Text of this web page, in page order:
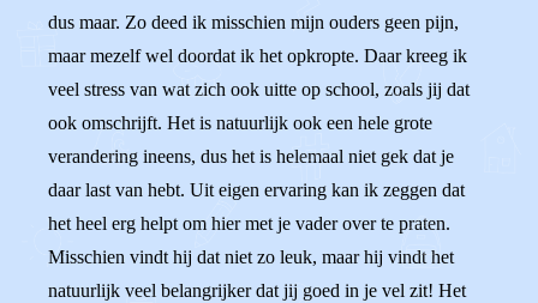
dus maar. Zo deed ik misschien mijn ouders geen pijn,
maar mezelf wel doordat ik het opkropte. Daar kreeg ik
veel stress van wat zich ook uitte op school, zoals jij dat
ook omschrijft. Het is natuurlijk ook een hele grote
verandering ineens, dus het is helemaal niet gek dat je
daar last van hebt. Uit eigen ervaring kan ik zeggen dat
het heel erg helpt om hier met je vader over te praten.
Misschien vindt hij dat niet zo leuk, maar hij vindt het
natuurlijk veel belangrijker dat jij goed in je vel zit! Het